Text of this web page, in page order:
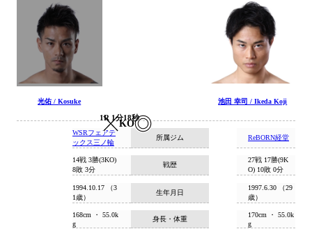
中文（繁體
光佑 / Kosuke
KO
1R 1分18秒
池田 幸司 / Ikeda Koji
所属ジム
WSRフェアテ
ックス三ノ輪
ReBORN経堂
戦歴
14戦 3勝(3KO)
8敗 3分
27戦 17勝(9K
O) 10敗 0分
生年月日
1994.10.17 （3
1歳）
1997.6.30 （29
歳）
身長・体重
168cm ・ 55.0k
g
170cm ・ 55.0k
g